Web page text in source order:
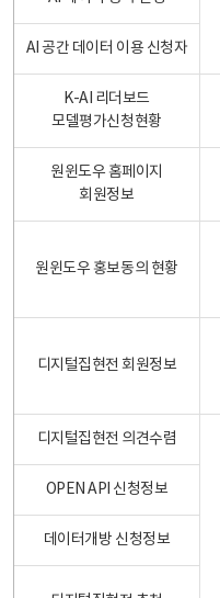
AI 공간 데이터 이용 신청자
K-AI 리더보드
모델평가신청현황
원윈도우 홈페이지
회원정보
원윈도우 홍보동의 현황
디지털집현전 회원정보
디지털집현전 의견수렴
OPEN API 신청정보
데이터개방 신청정보